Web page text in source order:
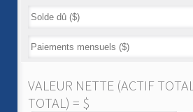
VALEUR NETTE (ACTIF
TOTAL) = $